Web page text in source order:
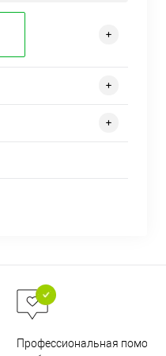
Профессиональная помощь